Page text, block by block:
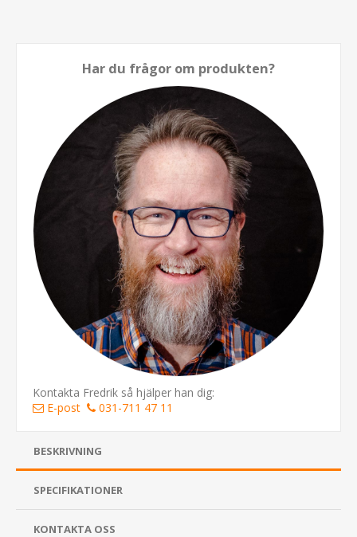
Har du frågor om produkten?
Kontakta Fredrik så hjälper han dig:
E-post
031-711 47 11
BESKRIVNING
SPECIFIKATIONER
KONTAKTA OSS